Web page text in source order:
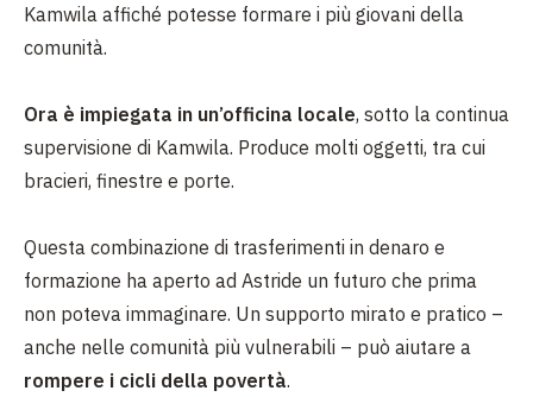
Kamwila affiché potesse formare i più giovani della
comunità.
Ora è impiegata in un’officina locale, sotto la continua
supervisione di Kamwila. Produce molti oggetti, tra cui
bracieri, finestre e porte.
Questa combinazione di trasferimenti in denaro e
formazione ha aperto ad Astride un futuro che prima
non poteva immaginare. Un supporto mirato e pratico –
anche nelle comunità più vulnerabili – può aiutare a
rompere i cicli della povertà.